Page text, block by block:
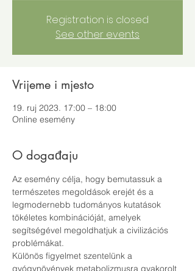
Registration is closed
See other events
Vrijeme i mjesto
19. ruj 2023. 17:00 – 18:00
Online esemény
O događaju
Az esemény célja, hogy bemutassuk a
természetes megoldások erejét és a
legmodernebb tudományos kutatások
tökéletes kombinációját, amelyek
segítségével megoldhatjuk a civilizációs
problémákat.
Különös figyelmet szentelünk a
gyógynövények metabolizmusra gyakorolt